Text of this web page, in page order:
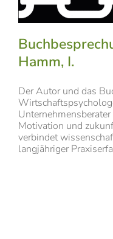
Hamm, I.
Der Autor und das
Motivation und
verbindet
langjähriger